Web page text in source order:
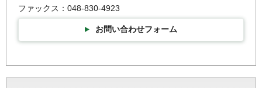
ファックス：048-830-4923
お問い合わせフォーム